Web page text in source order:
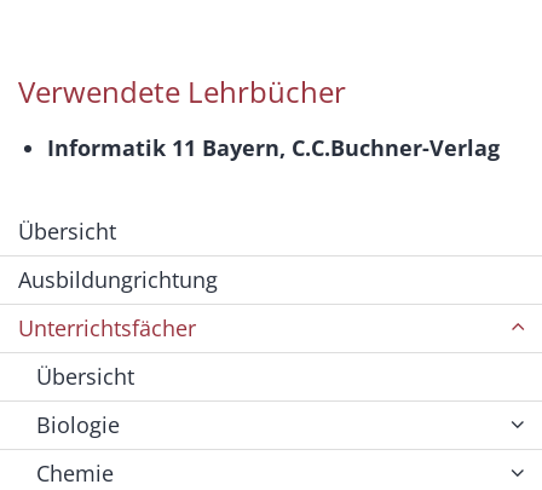
Verwendete Lehrbücher
Informatik 11 Bayern, C.C.Buchner-Verlag
Übersicht
Ausbildungrichtung
Unterrichtsfächer
Übersicht
Biologie
Chemie